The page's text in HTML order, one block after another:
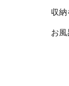
収納
お風